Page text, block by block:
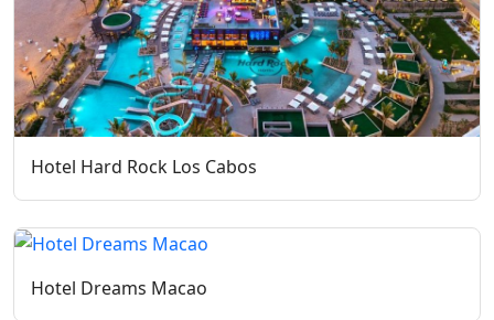
Hotel Hard Rock Los Cabos
Hotel Dreams Macao